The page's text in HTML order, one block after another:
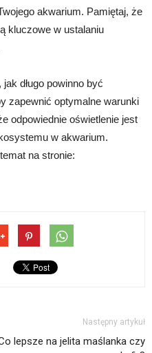
akwarium. Pamiętaj, że
kluczowe w ustalaniu
długo powinno być
zapewnić optymalne warunki
odpowiednie oświetlenie jest
w akwarium.
na stronie:
Następny artykuł
lepsze na jelita maślanka czy